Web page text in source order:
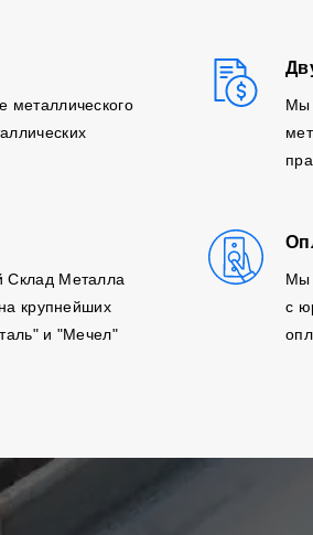
металлического
Мы
Склад Металла
крупнейших
и "Мечел"
Мы
с